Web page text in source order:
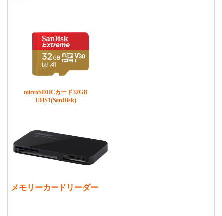
microSDHCカード32GB
UHS1(SanDisk)
メモリーカードリーダー